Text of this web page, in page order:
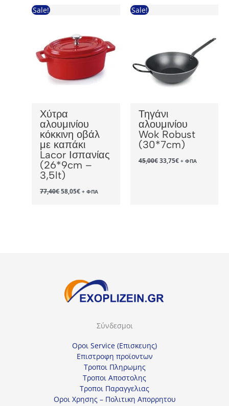
Sale!
Χύτρα
αλουμινίου
κόκκινη οβάλ
με καπάκι
Lacor Ισπανίας
(26*9cm –
3,5lt)
77,40€Original
price
58,05€Η+ ΦΠΑ
Sale!
Τηγάνι
αλουμινίου
Wok Robust
(30*7cm)
45,00€Original
price
33,75€Η+ ΦΠΑ
Σύνδεσμοι
Οροι Service (Επισκευης)
Επιστροφη προϊοντων
Τροποι Πληρωμης
Τροποι Αποστολης
Τροποι Παραγγελιας
Οροι Χρησης – Πολιτικη Απορρητου